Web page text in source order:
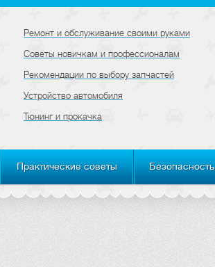
Ремонт и обслуживание своими руками
Советы новичкам и профессионалам
Рекомендации по выбору запчастей
Устройство автомобиля
Тюнинг и прокачка
Практические советы Безопасность